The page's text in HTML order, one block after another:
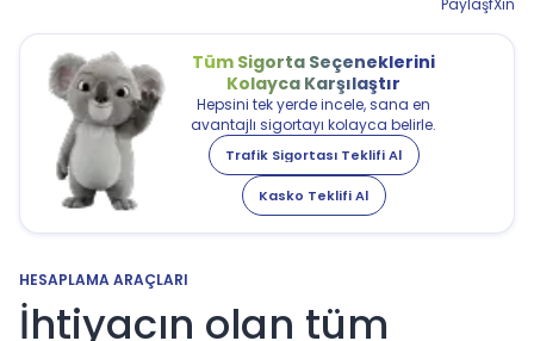
PaylaşfXin
Tüm Sigorta Seçeneklerini
Kolayca Karşılaştır
Hepsini tek yerde incele, sana en
avantajlı sigortayı kolayca belirle.
Trafik Sigortası Teklifi Al
Kasko Teklifi Al
HESAPLAMA ARAÇLARI
İhtiyacın olan tüm